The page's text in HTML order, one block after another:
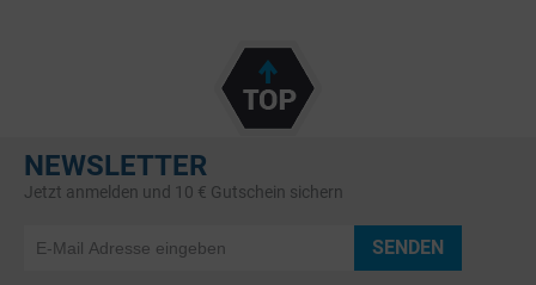
NEWSLETTER
Jetzt anmelden und 10 € Gutschein sichern
SENDEN